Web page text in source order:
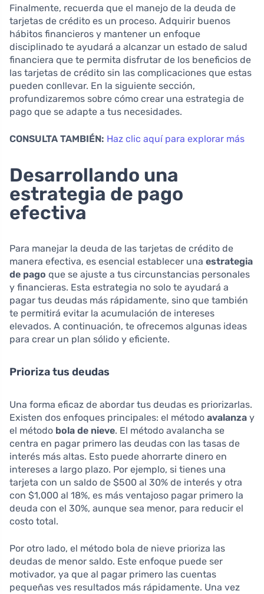
Finalmente, recuerda que el manejo de la deuda de
tarjetas de crédito es un proceso. Adquirir buenos
hábitos financieros y mantener un enfoque
disciplinado te ayudará a alcanzar un estado de salud
financiera que te permita disfrutar de los beneficios de
las tarjetas de crédito sin las complicaciones que estas
pueden conllevar. En la siguiente sección,
profundizaremos sobre cómo crear una estrategia de
pago que se adapte a tus necesidades.
CONSULTA TAMBIÉN: Haz clic aquí para explorar más
Desarrollando una
estrategia de pago
efectiva
Para manejar la deuda de las tarjetas de crédito de
manera efectiva, es esencial establecer una estrategia
de pago que se ajuste a tus circunstancias personales
y financieras. Esta estrategia no solo te ayudará a
pagar tus deudas más rápidamente, sino que también
te permitirá evitar la acumulación de intereses
elevados. A continuación, te ofrecemos algunas ideas
para crear un plan sólido y eficiente.
Prioriza tus deudas
Una forma eficaz de abordar tus deudas es priorizarlas.
Existen dos enfoques principales: el método avalanza y
el método bola de nieve. El método avalancha se
centra en pagar primero las deudas con las tasas de
interés más altas. Esto puede ahorrarte dinero en
intereses a largo plazo. Por ejemplo, si tienes una
tarjeta con un saldo de $500 al 30% de interés y otra
con $1,000 al 18%, es más ventajoso pagar primero la
deuda con el 30%, aunque sea menor, para reducir el
costo total.
Por otro lado, el método bola de nieve prioriza las
deudas de menor saldo. Este enfoque puede ser
motivador, ya que al pagar primero las cuentas
pequeñas ves resultados más rápidamente. Una vez